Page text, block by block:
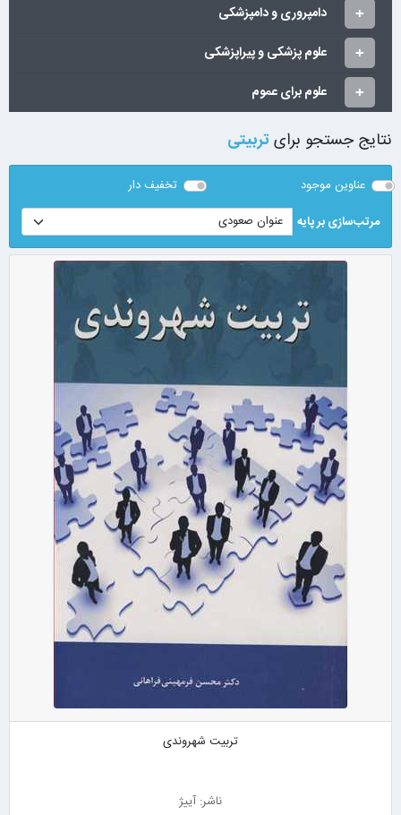
دامپروری و دامپزشکی
علوم پزشکی و پیراپزشکی
علوم برای عموم
نتایج جستجو برایتربیتی
عناوین موجود
تخفیف دار
مرتب‌سازی بر پایه
تربیت شهروندی
ناشر: آییژ